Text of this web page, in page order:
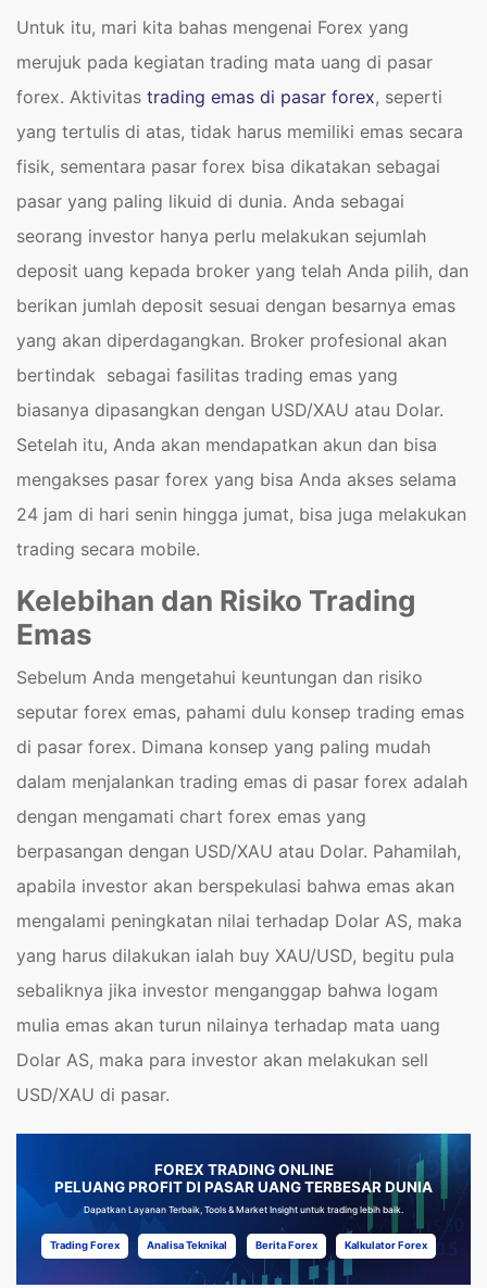
Untuk itu, mari kita bahas mengenai Forex yang
merujuk pada kegiatan trading mata uang di pasar
forex. Aktivitas trading emas di pasar forex, seperti
yang tertulis di atas, tidak harus memiliki emas secara
fisik, sementara pasar forex bisa dikatakan sebagai
pasar yang paling likuid di dunia. Anda sebagai
seorang investor hanya perlu melakukan sejumlah
deposit uang kepada broker yang telah Anda pilih, dan
berikan jumlah deposit sesuai dengan besarnya emas
yang akan diperdagangkan. Broker profesional akan
bertindak sebagai fasilitas trading emas yang
biasanya dipasangkan dengan USD/XAU atau Dolar.
Setelah itu, Anda akan mendapatkan akun dan bisa
mengakses pasar forex yang bisa Anda akses selama
24 jam di hari senin hingga jumat, bisa juga melakukan
trading secara mobile.
Kelebihan dan Risiko Trading
Emas
Sebelum Anda mengetahui keuntungan dan risiko
seputar forex emas, pahami dulu konsep trading emas
di pasar forex. Dimana konsep yang paling mudah
dalam menjalankan trading emas di pasar forex adalah
dengan mengamati chart forex emas yang
berpasangan dengan USD/XAU atau Dolar. Pahamilah,
apabila investor akan berspekulasi bahwa emas akan
mengalami peningkatan nilai terhadap Dolar AS, maka
yang harus dilakukan ialah buy XAU/USD, begitu pula
sebaliknya jika investor menganggap bahwa logam
mulia emas akan turun nilainya terhadap mata uang
Dolar AS, maka para investor akan melakukan sell
USD/XAU di pasar.
FOREX TRADING ONLINE
PELUANG PROFIT DI PASAR UANG TERBESAR DUNIA
Dapatkan Layanan Terbaik, Tools & Market Insight untuk trading lebih baik.
Trading Forex Analisa Teknikal Berita Forex Kalkulator Forex